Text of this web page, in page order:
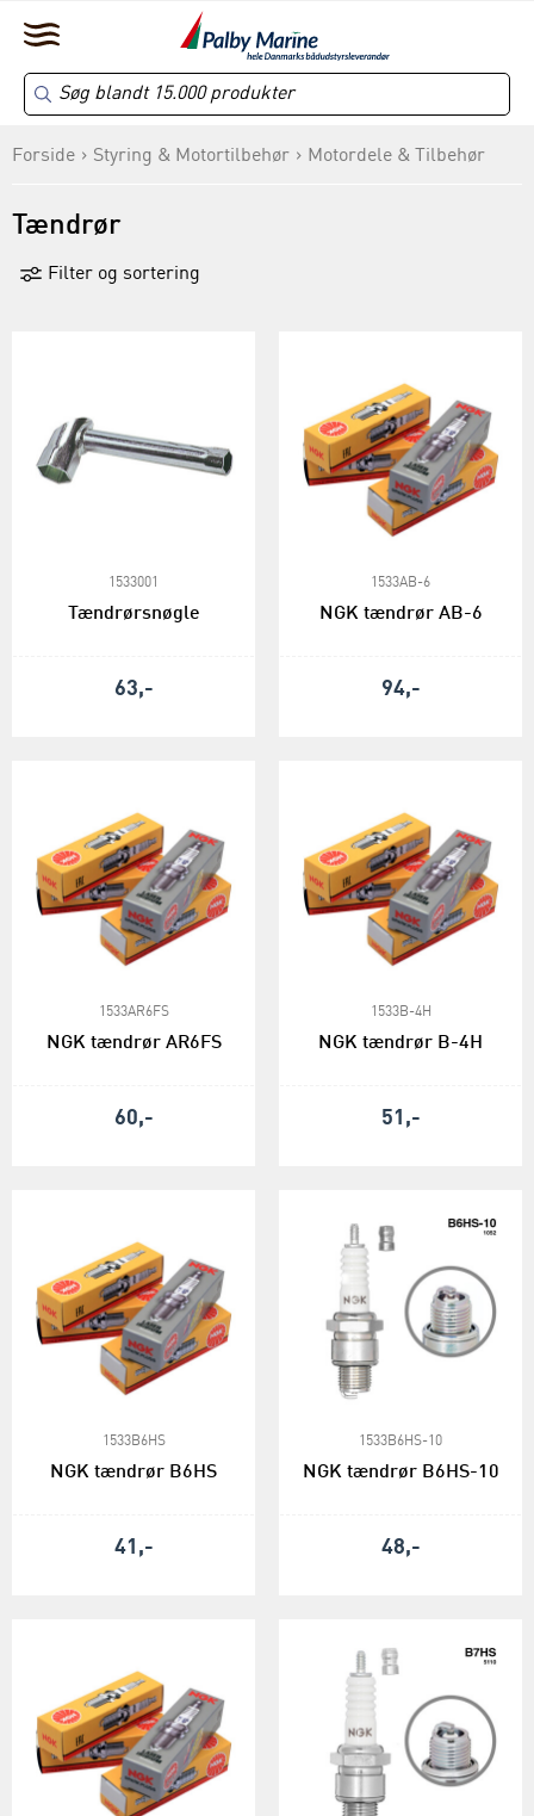
Forside Styring & Motortilbehør Motordele & Tilbehør
Tændrør
Filter og sortering
1533001
Tændrørsnøgle
63,-
1533AB-6
NGK tændrør AB-6
94,-
1533AR6FS
NGK tændrør AR6FS
60,-
1533B-4H
NGK tændrør B-4H
51,-
1533B6HS
NGK tændrør B6HS
41,-
1533B6HS-10
NGK tændrør B6HS-10
48,-